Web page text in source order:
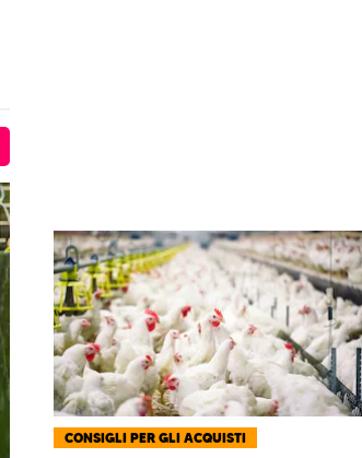
CONSIGLI PER GLI ACQUISTI